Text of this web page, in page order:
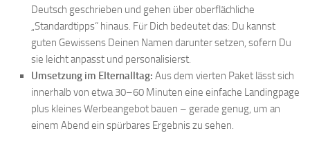
Deutsch geschrieben und gehen über oberflächliche
„Standardtipps“ hinaus. Für Dich bedeutet das: Du kannst
guten Gewissens Deinen Namen darunter setzen, sofern Du
sie leicht anpasst und personalisierst.
Umsetzung im Elternalltag: Aus dem vierten Paket lässt sich
innerhalb von etwa 30–60 Minuten eine einfache Landingpage
plus kleines Werbeangebot bauen – gerade genug, um an
einem Abend ein spürbares Ergebnis zu sehen.